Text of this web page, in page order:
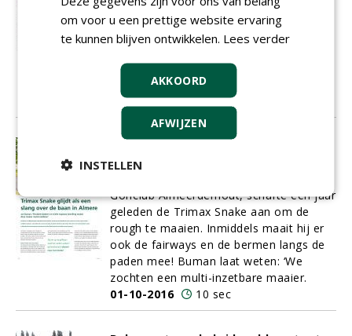
toeschouwers. Hiermee is het
gemeentelijke hockeycomplex aan de
Oosterplas getransformeerd tot een
wedstrijd- en trainingsaccommodatie
voor tophockey.
01-10-2016
8 sec
over de baan in Almere
Golfclub Almeerderhout, schafte een jaar
geleden de Trimax Snake aan om de
rough te maaien. Inmiddels maait hij er
ook de fairways en de bermen langs de
paden mee! Buman laat weten: ‘We
zochten een multi-inzetbare maaier.
01-10-2016
10 sec
om voor u een prettige website ervaring
te kunnen blijven ontwikkelen. Lees verder
AKKOORD
AFWIJZEN
INSTELLEN